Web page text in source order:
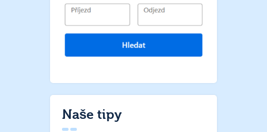
Naše tipy